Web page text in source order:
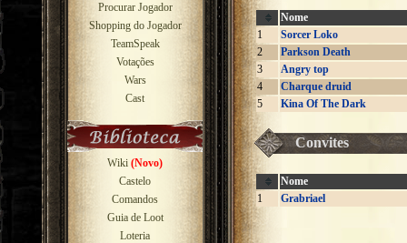
Procurar Jogador
Shopping do Jogador
TeamSpeak
Votações
Wars
Cast
Wiki (Novo)
Castelo
Comandos
Guia de Loot
Loteria
Nome
1
Sorcer Loko
2
Parkson Death
3
Angry top
4
Charque druid
5
Kina Of The Dark
Convites
Nome
1
Grabriael